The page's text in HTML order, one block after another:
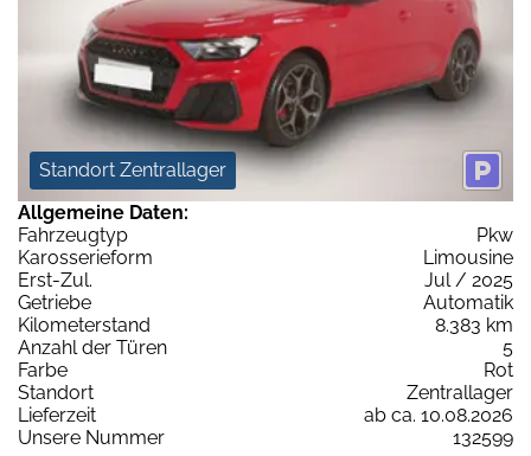
Standort Zentrallager
Allgemeine Daten:
Fahrzeugtyp
Pkw
Karosserieform
Limousine
Erst-Zul.
Jul / 2025
Getriebe
Automatik
Kilometerstand
8.383 km
Anzahl der Türen
5
Farbe
Rot
Standort
Zentrallager
Lieferzeit
ab ca. 10.08.2026
Unsere Nummer
132599